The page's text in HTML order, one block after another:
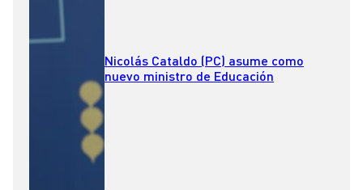
Nicolás Cataldo (PC) asume como
nuevo ministro de Educación